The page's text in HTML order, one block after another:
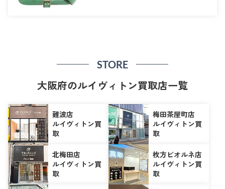
STORE
大阪府のルイヴィトン買取店一覧
難波店
ルイヴィトン買
取
梅田茶屋町店
ルイヴィトン買
取
北梅田店
ルイヴィトン買
取
枚方ビオルネ店
ルイヴィトン買
取